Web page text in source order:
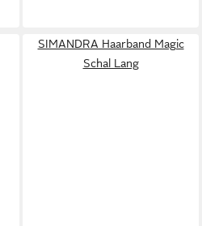
SIMANDRA Haarband Magic
Schal Lang